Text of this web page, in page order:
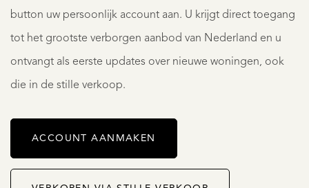
button uw persoonlijk account aan. U krijgt direct toegang
tot het grootste verborgen aanbod van Nederland en u
ontvangt als eerste updates over nieuwe woningen, ook
die in de stille verkoop.
ACCOUNT AANMAKEN